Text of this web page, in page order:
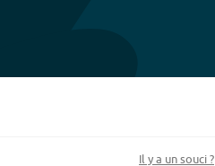
Il y a un souci ?